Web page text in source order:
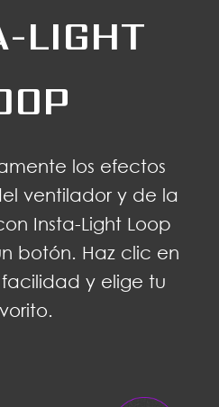
LIGHT
los efectos
ventilador y de la
Insta-Light Loop
botón. Haz clic en
y elige tu